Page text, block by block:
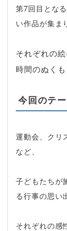
第7回目とな
い作品が集ま
それぞれの
時間のぬく
今回のテ
運動会、クリ
など、
子どもたちが
る行事の思い
それぞれの感